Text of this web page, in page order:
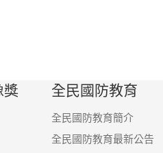
獎 全民國防教育
全民國防教育簡介
全民國防教育最新公告